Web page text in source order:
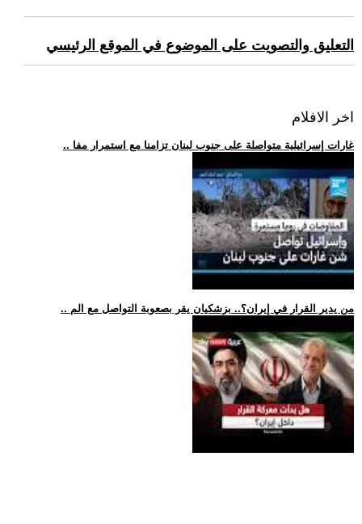
التعليق والتصويت على الموضوع في الموقع الرئيسي
اخر الافلام
.. غارات إسرائيلية متواصلة على جنوب لبنان تزامنا مع استمرار مفا
.. من يدير القرار في إيران؟.. بزشكيان يقر بصعوبة التواصل مع الم